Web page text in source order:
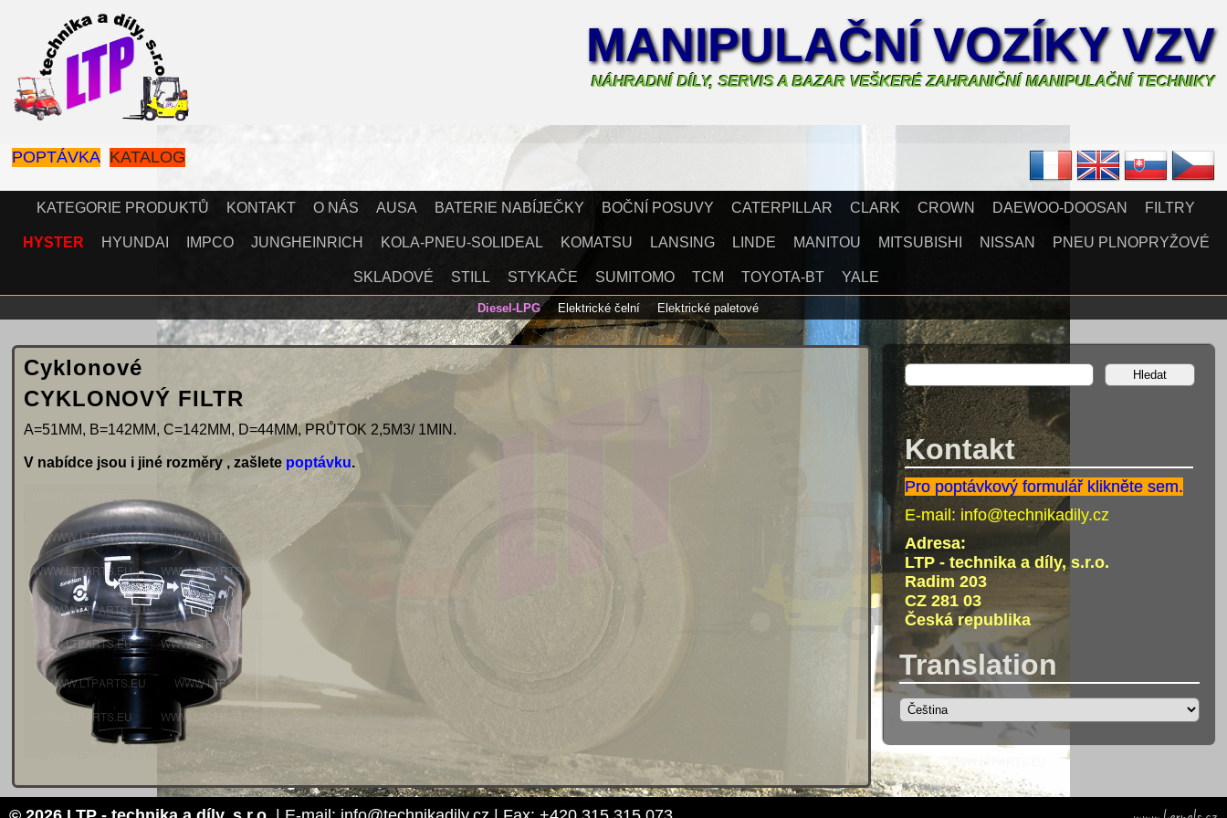
MANIPULAČNÍ VOZÍKY VZV
NÁHRADNÍ DÍLY, SERVIS A BAZAR VEŠKERÉ ZAHRANIČNÍ MANIPULAČNÍ TECHNIKY
POPTÁVKA KATALOG
KATEGORIE PRODUKTŮ KONTAKT O NÁS AUSA BATERIE NABÍJEČKY BOČNÍ POSUVY CATERPILLAR CLARK CROWN DAEWOO-DOOSAN FILTRY
HYSTER HYUNDAI IMPCO JUNGHEINRICH KOLA-PNEU-SOLIDEAL KOMATSU LANSING LINDE MANITOU MITSUBISHI NISSAN PNEU PLNOPRYŽOVÉ
SKLADOVÉ STILL STYKAČE SUMITOMO TCM TOYOTA-BT YALE
Diesel-LPG Elektrické čelní Elektrické paletové
Kontakt
Pro poptávkový formulář klikněte sem.
E-mail: info@technikadily.cz
Adresa:
LTP - technika a díly, s.r.o.
Radim 203
CZ 281 03
Česká republika
Translation
Cyklonové
CYKLONOVÝ FILTR
A=51MM, B=142MM, C=142MM, D=44MM, PRŮTOK 2,5M3/ 1MIN.
V nabídce jsou i jiné rozměry , zašlete poptávku.